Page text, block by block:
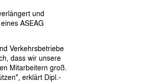
und
ASEAG
Verkehrsbetriebe
dass wir unsere
Mitarbeitern groß.
erklärt Dipl.-